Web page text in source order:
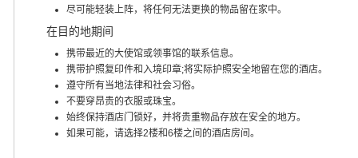
尽可能轻装上阵，将任何无法更换的物品留在家中。
在目的地期间
携带最近的大使馆或领事馆的联系信息。
携带护照复印件和入境印章;将实际护照安全地留在您的酒店。
遵守所有当地法律和社会习俗。
不要穿昂贵的衣服或珠宝。
始终保持酒店门锁好，并将贵重物品存放在安全的地方。
如果可能，请选择2楼和6楼之间的酒店房间。